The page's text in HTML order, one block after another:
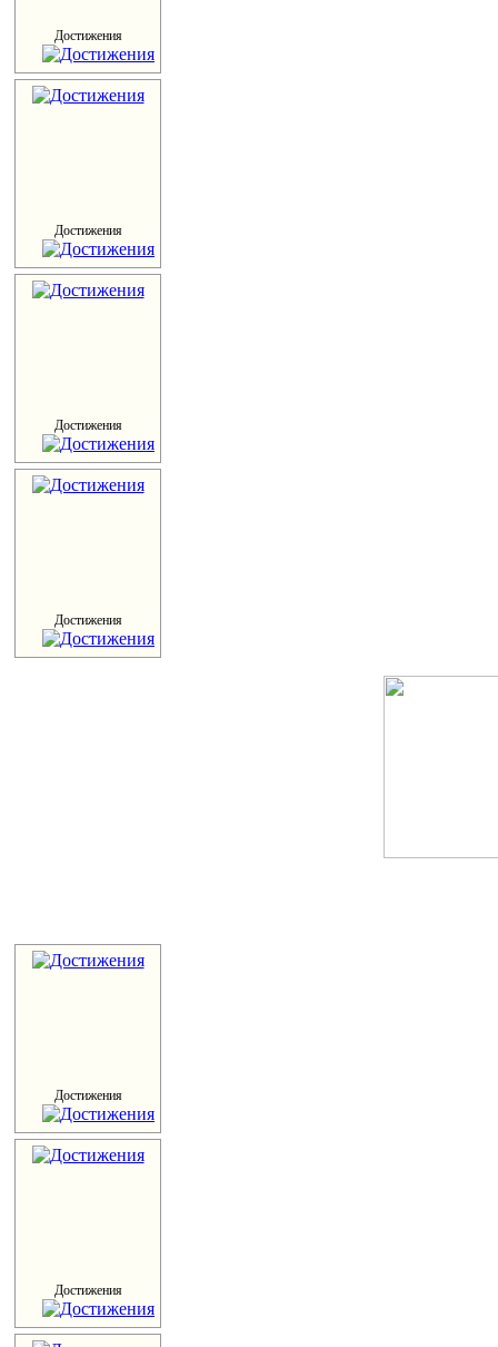
Достижения
Достижения
Достижения
Достижения
Достижения
Достижения